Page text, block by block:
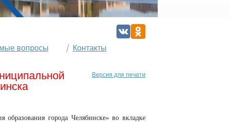
вопросы Контакты
Версия для печати
города Челябинске» во вкладке